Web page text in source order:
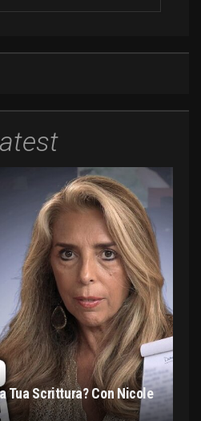
Tua Scrittura? Con Nicole